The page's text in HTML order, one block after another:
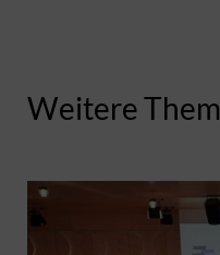
Weitere